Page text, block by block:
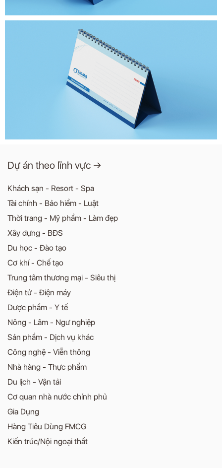
Dự án theo lĩnh vực →
Khách sạn - Resort - Spa
Tài chính - Bảo hiểm - Luật
Thời trang - Mỹ phẩm - Làm đẹp
Xây dựng - BĐS
Du học - Đào tạo
Cơ khí - Chế tạo
Trung tâm thương mại - Siêu thị
Điện tử - Điện máy
Dược phẩm - Y tế
Nông - Lâm - Ngư nghiệp
Sản phẩm - Dịch vụ khác
Công nghệ - Viễn thông
Nhà hàng - Thực phẩm
Du lịch - Vận tải
Cơ quan nhà nước chính phủ
Gia Dụng
Hàng Tiêu Dùng FMCG
Kiến trúc/Nội ngoại thất